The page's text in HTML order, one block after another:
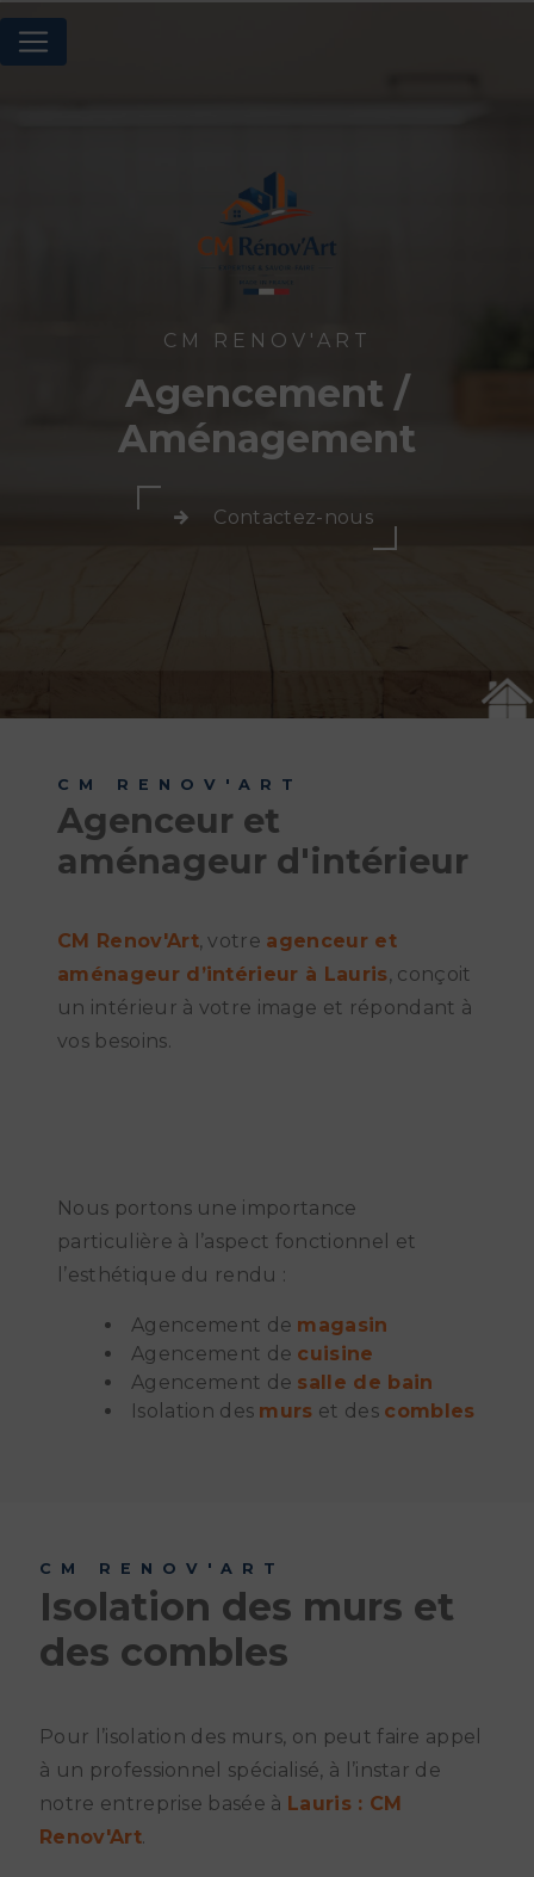
CM RENOV'ART
Agencement /
Aménagement
Contactez-nous
CM RENOV'ART
Agenceur et
aménageur d'intérieur
CM Renov'Art, votre agenceur et
aménageur d’intérieur à Lauris, conçoit
un intérieur à votre image et répondant à
vos besoins.
Nous portons une importance
particulière à l’aspect fonctionnel et
l’esthétique du rendu :
Agencement de magasin
Agencement de cuisine
Agencement de salle de bain
Isolation des murs et des combles
CM RENOV'ART
Isolation des murs et
des combles
Pour l’isolation des murs, on peut faire appel
à un professionnel spécialisé, à l’instar de
notre entreprise basée à Lauris : CM
Renov'Art.
Panneau de gestion des cookies